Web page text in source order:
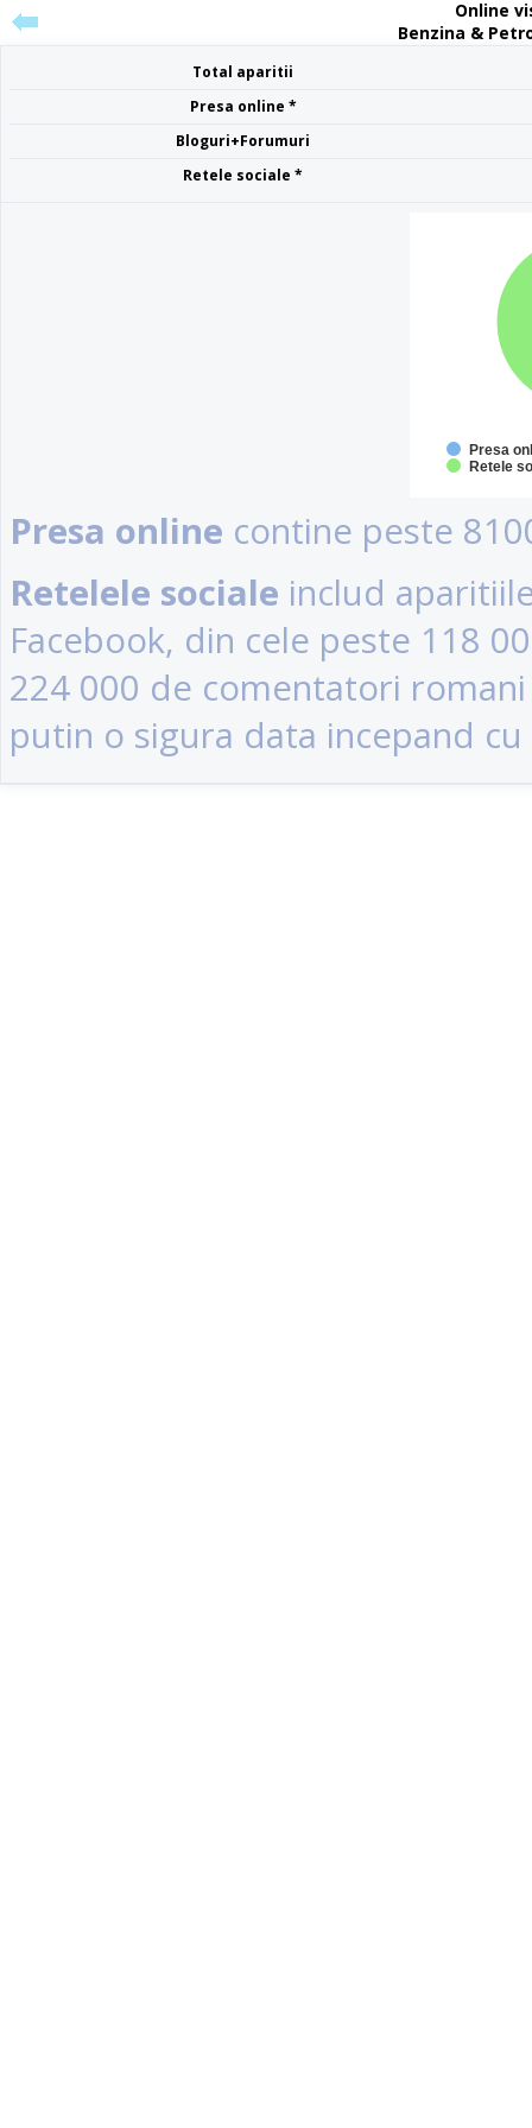
Online
Benzina &
Total aparitii
Presa online *
Bloguri+Forumuri
Retele sociale *
Presa
Retele
Presa online contine peste
Retelele sociale includ
Facebook, din cele peste 118
224 000 de comentatori
putin o sigura data incepand